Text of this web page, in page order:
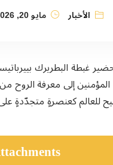
الأخبار مايو 20, 2026
غبطة البطريرك
إلى معرفة الروح من
كعنصرةٍ متجدّدةٍ